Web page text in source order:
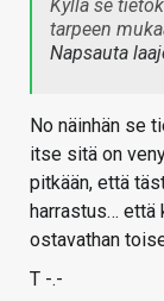
Kyllä se
tarpeen
Napsauta
No näinhän se
itse sitä on
pitkään, että
harrastus… että
ostavathan
T -.-